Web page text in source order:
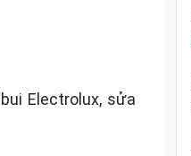
Electrolux, sửa